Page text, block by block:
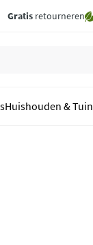
Gratis retourneren
Huishouden & Tuin